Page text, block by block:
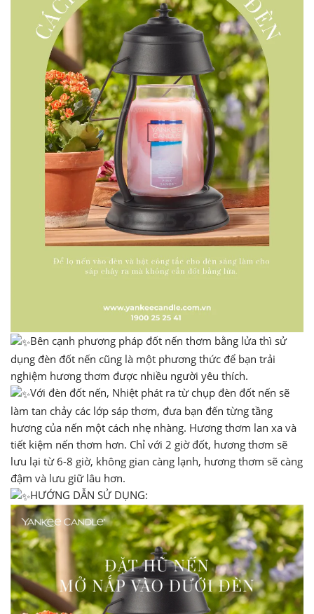
Bên cạnh phương pháp đốt nến thơm bằng lửa thì sử
dụng đèn đốt nến cũng là một phương thức để bạn trải
nghiệm hương thơm được nhiều người yêu thích.
Với đèn đốt nến, Nhiệt phát ra từ chụp đèn đốt nến sẽ
làm tan chảy các lớp sáp thơm, đưa bạn đến từng tầng
hương của nến một cách nhẹ nhàng. Hương thơm lan xa và
tiết kiệm nến thơm hơn. Chỉ với 2 giờ đốt, hương thơm sẽ
lưu lại từ 6-8 giờ, không gian càng lạnh, hương thơm sẽ càng
đậm và lưu giữ lâu hơn.
HƯỚNG DẪN SỬ DỤNG: